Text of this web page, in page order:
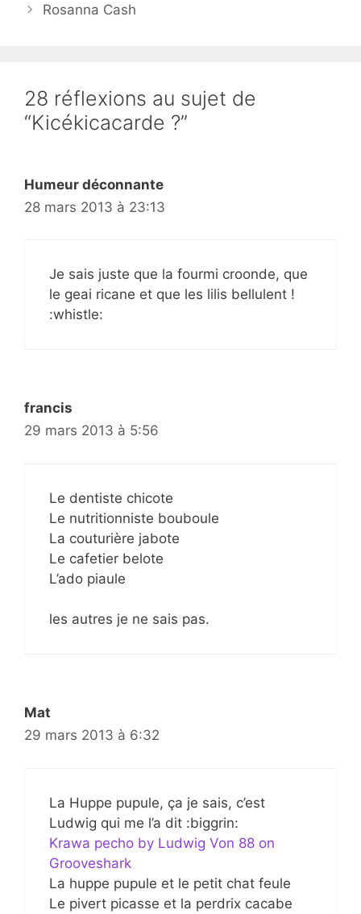
Rosanna Cash
28 réflexions au sujet de
“Kicékicacarde ?”
Humeur déconnante
28 mars 2013 à 23:13
Je sais juste que la fourmi croonde, que
le geai ricane et que les lilis bellulent !
:whistle:
francis
29 mars 2013 à 5:56
Le dentiste chicote
Le nutritionniste bouboule
La couturière jabote
Le cafetier belote
L’ado piaule
les autres je ne sais pas.
Mat
29 mars 2013 à 6:32
La Huppe pupule, ça je sais, c’est
Ludwig qui me l’a dit :biggrin:
Krawa pecho by Ludwig Von 88 on
Grooveshark
La huppe pupule et le petit chat feule
Le pivert picasse et la perdrix cacabe